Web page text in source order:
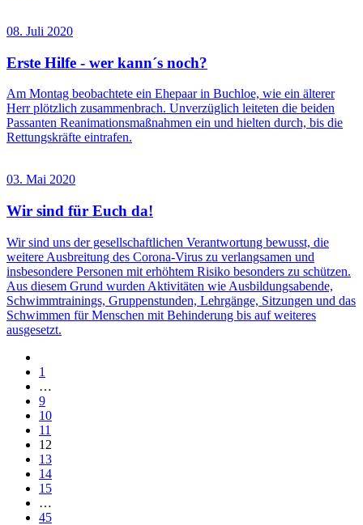
08. Juli 2020
Erste Hilfe - wer kann´s noch?
Am Montag beobachtete ein Ehepaar in Buchloe, wie ein älterer
Herr plötzlich zusammenbrach. Unverzüglich leiteten die beiden
Passanten Reanimationsmaßnahmen ein und hielten durch, bis die
Rettungskräfte eintrafen.
03. Mai 2020
Wir sind für Euch da!
Wir sind uns der gesellschaftlichen Verantwortung bewusst, die
weitere Ausbreitung des Corona-Virus zu verlangsamen und
insbesondere Personen mit erhöhtem Risiko besonders zu schützen.
Aus diesem Grund wurden Aktivitäten wie Ausbildungsabende,
Schwimmtrainings, Gruppenstunden, Lehrgänge, Sitzungen und das
Schwimmen für Menschen mit Behinderung bis auf weiteres
ausgesetzt.
1
…
9
10
11
12
13
14
15
…
45